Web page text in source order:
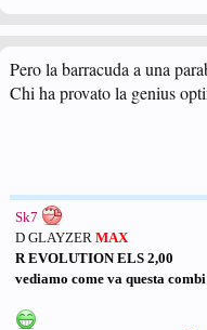
Pero la barracuda a una
Chi ha provato la genius
Sk7
D GLAYZER MAX
R EVOLUTION ELS 2,00
vediamo come va questa combi